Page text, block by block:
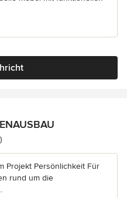
5 Sternen
Projekt Persönlichkeit Für
rund um die